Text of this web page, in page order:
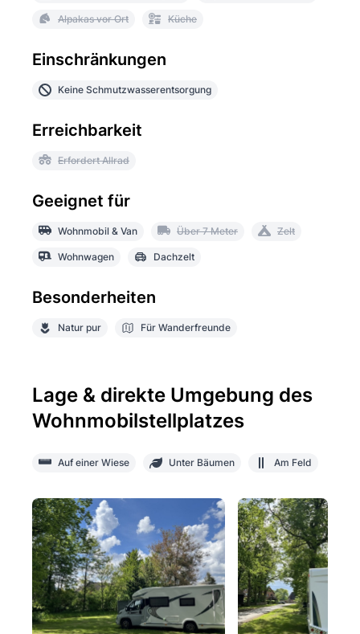
Alpakas vor Ort Küche
Einschränkungen
Keine Schmutzwasserentsorgung
Erreichbarkeit
Erfordert Allrad
Geeignet für
Wohnmobil & Van Über 7 Meter Zelt
Wohnwagen Dachzelt
Besonderheiten
Natur pur Für Wanderfreunde
Lage & direkte Umgebung des
Wohnmobilstellplatzes
Auf einer Wiese Unter Bäumen Am Feld